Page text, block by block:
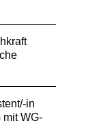
in
mit WG-